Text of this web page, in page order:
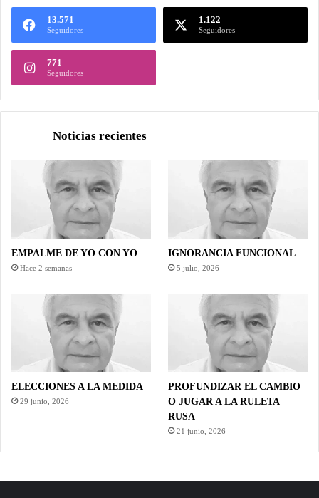
13.571
Seguidores
1.122
Seguidores
771
Seguidores
Noticias recientes
EMPALME DE YO CON YO
Hace 2 semanas
IGNORANCIA FUNCIONAL
5 julio, 2026
ELECCIONES A LA MEDIDA
29 junio, 2026
PROFUNDIZAR EL CAMBIO
O JUGAR A LA RULETA
RUSA
21 junio, 2026